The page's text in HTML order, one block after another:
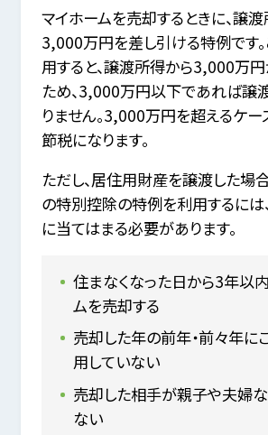
マイホームを売却するときに、譲
3,000万円を差し引ける特例です
用すると、譲渡所得から3,000万
ため、3,000万円以下であれば譲
りません。3,000万円を超えるケー
節税になります。
ただし、居住用財産を譲渡した場
の特別控除の特例を利用するには
に当てはまる必要があります。
住まなくなった日から3年以
ムを売却する
売却した年の前年・前々年に
用していない
売却した相手が親子や夫婦
ない